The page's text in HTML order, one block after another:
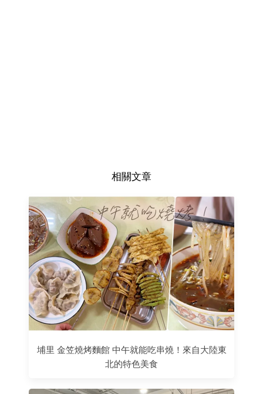
相關文章
埔里 金笠燒烤麵館 中午就能吃串燒！來自大陸東
北的特色美食